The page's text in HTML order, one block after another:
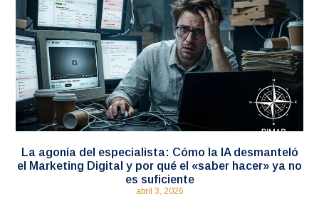
La agonía del especialista: Cómo la IA desmanteló
el Marketing Digital y por qué el «saber hacer» ya no
es suficiente
abril 3, 2026